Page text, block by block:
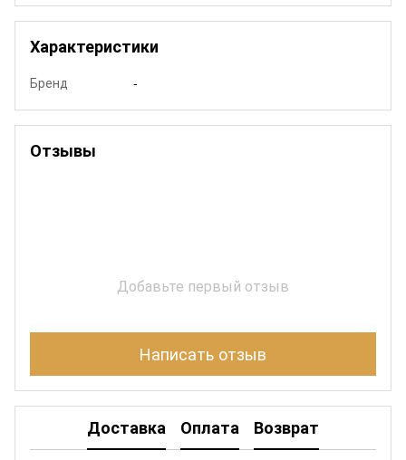
Характеристики
Бренд -
Отзывы
Добавьте первый отзыв
Написать отзыв
Доставка Оплата Возврат